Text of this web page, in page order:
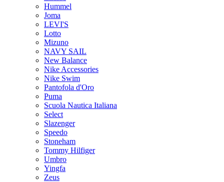
Hummel
Joma
LEVI'S
Lotto
Mizuno
NAVY SAIL
New Balance
Nike Accessories
Nike Swim
Pantofola d'Oro
Puma
Scuola Nautica Italiana
Select
Slazenger
Speedo
Stoneham
Tommy Hilfiger
Umbro
Yingfa
Zeus